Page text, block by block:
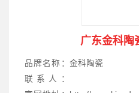
广东金科陶
品牌名称： 金科陶瓷
联系人：